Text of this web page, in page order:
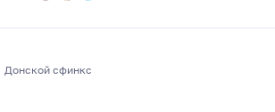
Донской сфинкс